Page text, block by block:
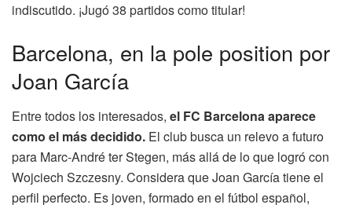
indiscutido. ¡Jugó 38 partidos como titular!
Barcelona, en la pole position por
Joan García
Entre todos los interesados, el FC Barcelona aparece
como el más decidido. El club busca un relevo a futuro
para Marc-André ter Stegen, más allá de lo que logró con
Wojciech Szczesny. Considera que Joan García tiene el
perfil perfecto. Es joven, formado en el fútbol español,